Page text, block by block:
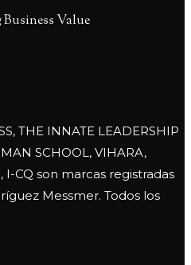
Value
THE INNATE LEADERSHIP
SCHOOL, VIHARA,
I-CQ son marcas registradas
Messmer. Todos los